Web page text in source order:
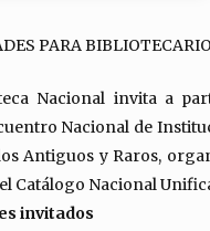
PARA
Nacional invita a
Nacional de
Antiguos y Raros,
Catálogo Nacional
invitados